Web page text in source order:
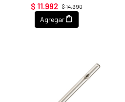
$ 14.990
$ 11.992
Agregar